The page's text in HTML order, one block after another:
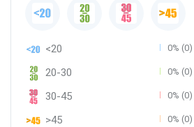
<20 0% (0)
20-30 0% (0)
30-45 0% (0)
>45 0% (0)